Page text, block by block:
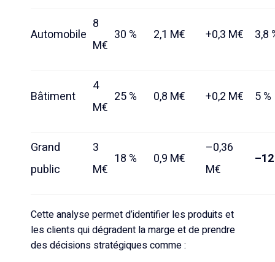
Automobile
8
M€
30 % 2,1 M€ +0,3 M€ 3,8
Bâtiment
4
M€
25 % 0,8 M€ +0,2 M€ 5 %
Grand
public
3
M€
18 % 0,9 M€
–0,36
M€
Cette analyse permet d’identifier les produits et
les clients qui dégradent la marge et de prendre
des décisions stratégiques comme :